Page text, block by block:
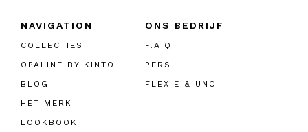
NAVIGATION
COLLECTIES
OPALINE BY KINTO
BLOG
HET MERK
LOOKBOOK
ONS BEDRIJF
F.A.Q.
PERS
FLEX E & UNO